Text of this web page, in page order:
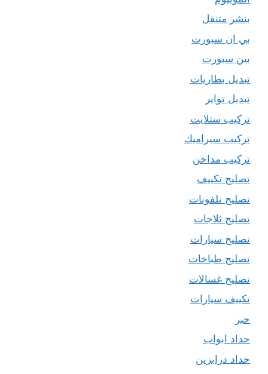
بنشر متنقل
بي ان سبورت
بين سبورت
تبديل بطاريات
تبديل تواير
تركيب ستلايت
تركيب سيراميك
تركيب مداخن
تصليح تكييف
تصليح تلفونات
تصليح ثلاجات
تصليح سيارات
تصليح طباخات
تصليح غسالات
تكييف سيارات
حبر
حداد ابواب
حداد درابزين